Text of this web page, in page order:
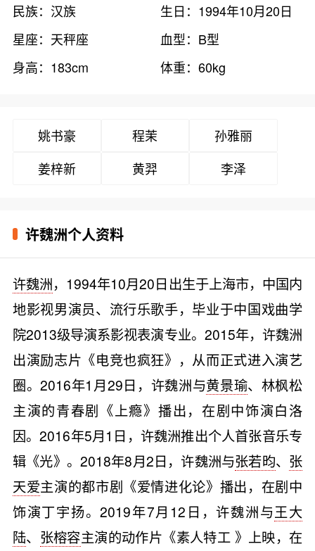
民族：汉族
生日：1994年10月20日
星座：天秤座
血型：B型
身高：183cm
体重：60kg
姚书豪 程茉
孙雅丽
姜梓新
黄羿 李泽
许魏洲个人资料
许魏洲，1994年10月20日出生于上海市，中国内
地影视男演员、流行乐歌手，毕业于中国戏曲学
院2013级导演系影视表演专业。2015年，许魏洲
出演励志片《电竞也疯狂》，从而正式进入演艺
圈。2016年1月29日，许魏洲与黄景瑜、林枫松
主演的青春剧《上瘾》播出，在剧中饰演白洛
因。2016年5月1日，许魏洲推出个人首张音乐专
辑《光》。2018年8月2日，许魏洲与张若昀、 张
天爱主演的都市剧《爱情进化论》播出，在剧中
饰演丁宇扬。2019年7月12日，许魏洲与王大
陆、 张榕容主演的动作片《素人特工 》上映，在